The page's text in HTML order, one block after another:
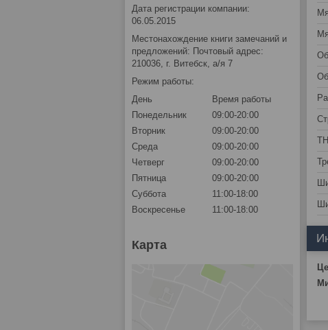
Дата регистрации компании:
06.05.2015
Местонахождение книги замечаний и
предложений: Почтовый адрес:
210036, г. Витебск, а/я 7
Режим работы:
День
Время работы
Понедельник
09:00-20:00
Вторник
09:00-20:00
Среда
09:00-20:00
Четверг
09:00-20:00
Пятница
09:00-20:00
Суббота
11:00-18:00
Воскресенье
11:00-18:00
Карта